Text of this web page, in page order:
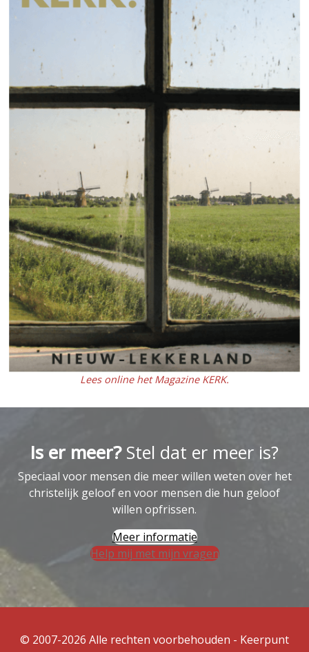
Lees online het Magazine KERK.
Is er meer?Stel dat er meer is?
Speciaal voor mensen die meer willen weten over het
christelijk geloof en voor mensen die hun geloof
willen opfrissen.
Meer informatie
Help mij met mijn vragen
© 2007-2026 Alle rechten voorbehouden - Keerpunt